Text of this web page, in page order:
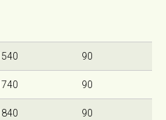
90
90
90